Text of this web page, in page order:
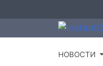
НОВОСТИ